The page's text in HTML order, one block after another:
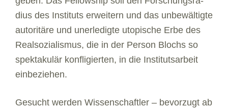
dius des Insti­tuts erwei­tern und das unbe­wäl­tigte
auto­ri­täre und uner­le­digte uto­pi­sche Erbe des
Real­so­zia­lis­mus, die in der Per­son Blochs so
spek­ta­ku­lär kon­f­li­gier­ten, in die Insti­tuts­ar­beit
ein­be­zie­hen.
Gesucht wer­den Wis­sen­schaft­ler – bevor­zugt ab